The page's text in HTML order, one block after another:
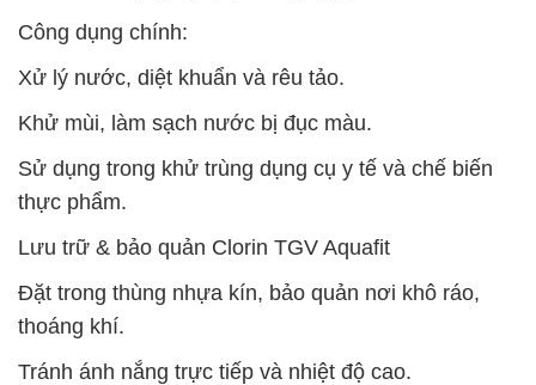
Công dụng chính:
Xử lý nước, diệt khuẩn và rêu tảo.
Khử mùi, làm sạch nước bị đục màu.
Sử dụng trong khử trùng dụng cụ y tế và chế biến
thực phẩm.
Lưu trữ & bảo quản Clorin TGV Aquafit
Đặt trong thùng nhựa kín, bảo quản nơi khô ráo,
thoáng khí.
Tránh ánh nắng trực tiếp và nhiệt độ cao.